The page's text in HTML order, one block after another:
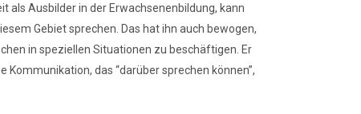
als Ausbilder in der Erwachsenenbildung, kann
Gebiet sprechen. Das hat ihn auch bewogen,
in speziellen Situationen zu beschäftigen. Er
das “darüber sprechen können”,